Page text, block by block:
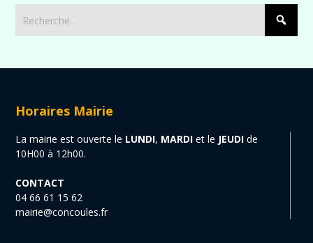
Horaires Mairie
La mairie est ouverte le LUNDI, MARDI et le JEUDI de
10H00 à 12h00.
CONTACT
04 66 61 15 62
mairie@concoules.fr